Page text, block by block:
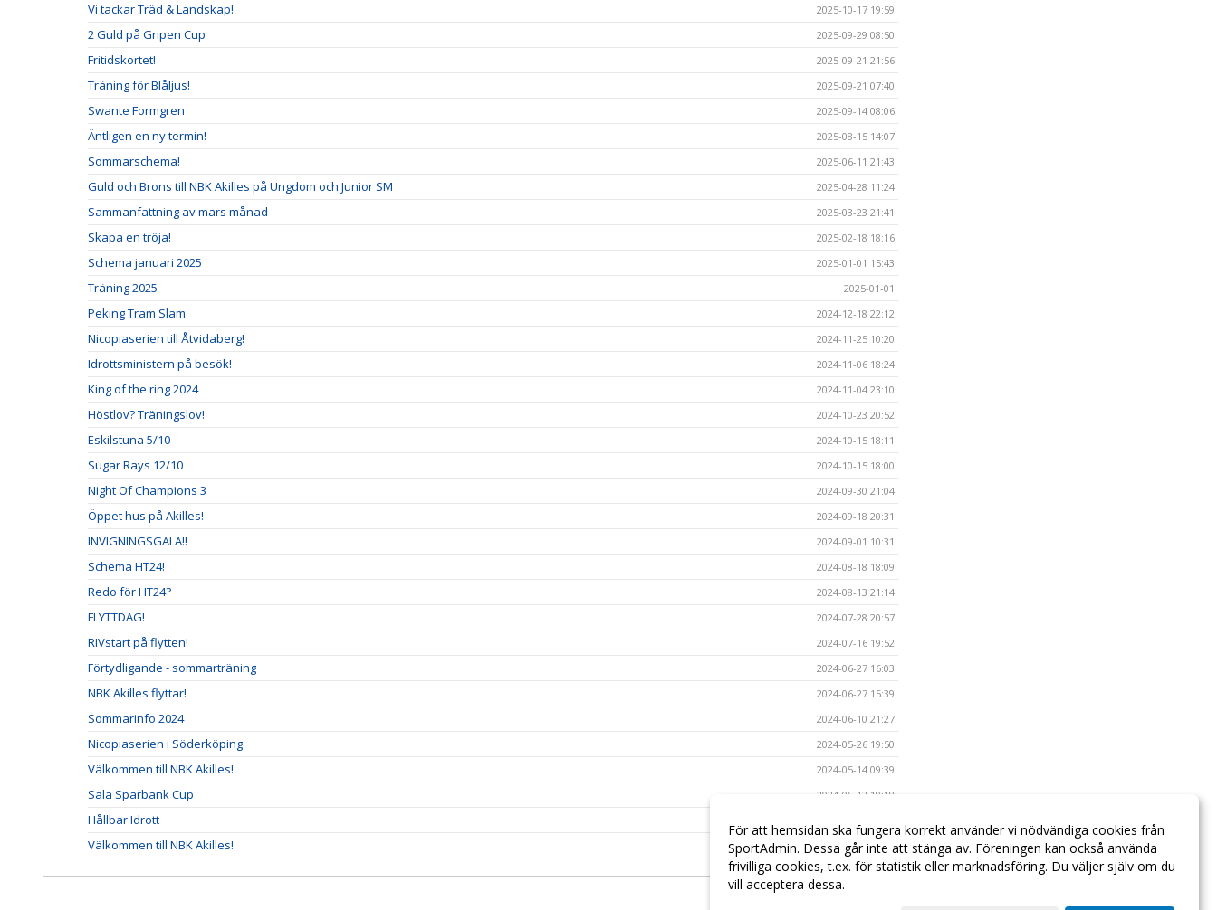
Vi tackar Träd & Landskap! 2025-10-17 19:59
2 Guld på Gripen Cup 2025-09-29 08:50
Fritidskortet! 2025-09-21 21:56
Träning för Blåljus! 2025-09-21 07:40
Swante Formgren 2025-09-14 08:06
Äntligen en ny termin! 2025-08-15 14:07
Sommarschema! 2025-06-11 21:43
Guld och Brons till NBK Akilles på Ungdom och Junior SM 2025-04-28 11:24
Sammanfattning av mars månad 2025-03-23 21:41
Skapa en tröja! 2025-02-18 18:16
Schema januari 2025 2025-01-01 15:43
Träning 2025 2025-01-01
Peking Tram Slam 2024-12-18 22:12
Nicopiaserien till Åtvidaberg! 2024-11-25 10:20
Idrottsministern på besök! 2024-11-06 18:24
King of the ring 2024 2024-11-04 23:10
Höstlov? Träningslov! 2024-10-23 20:52
Eskilstuna 5/10 2024-10-15 18:11
Sugar Rays 12/10 2024-10-15 18:00
Night Of Champions 3 2024-09-30 21:04
Öppet hus på Akilles! 2024-09-18 20:31
INVIGNINGSGALA!! 2024-09-01 10:31
Schema HT24! 2024-08-18 18:09
Redo för HT24? 2024-08-13 21:14
FLYTTDAG! 2024-07-28 20:57
RIVstart på flytten! 2024-07-16 19:52
Förtydligande - sommarträning 2024-06-27 16:03
NBK Akilles flyttar! 2024-06-27 15:39
Sommarinfo 2024 2024-06-10 21:27
Nicopiaserien i Söderköping 2024-05-26 19:50
Välkommen till NBK Akilles! 2024-05-14 09:39
Sala Sparbank Cup 2024-05-12 19:18
Hållbar Idrott
Välkommen till NBK Akilles! 2023-10-30 09:47
För att hemsidan ska fungera korrekt använder vi nödvändiga cookies från
SportAdmin. Dessa går inte att stänga av. Föreningen kan också använda
frivilliga cookies, t.ex. för statistik eller marknadsföring. Du väljer själv om du
vill acceptera dessa.